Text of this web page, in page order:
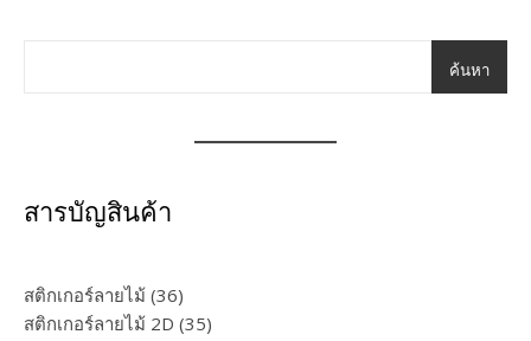
ค้นหา
สารบัญสินค้า
สติกเกอร์ลายไม้ 3636 products
สติกเกอร์ลายไม้ 2D 3535 products